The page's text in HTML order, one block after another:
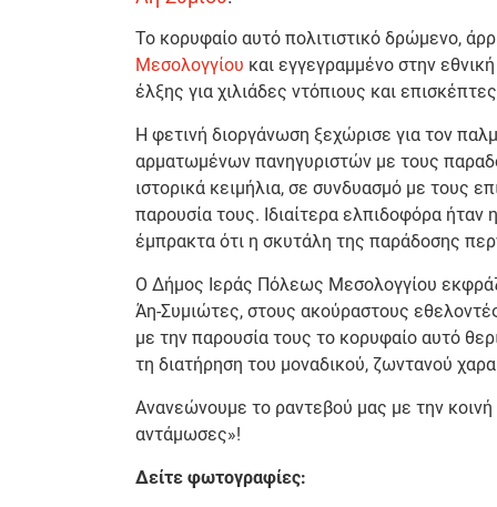
Το κορυφαίο αυτό πολιτιστικό δρώμενο,
Μεσολογγίου και εγγεγραμμένο στην
έλξης για χιλιάδες ντόπιους και
Η φετινή διοργάνωση ξεχώρισε για τον
αρματωμένων πανηγυριστών με τους
ιστορικά κειμήλια, σε συνδυασμό με τους
παρουσία τους. Ιδιαίτερα ελπιδοφόρα ήταν
έμπρακτα ότι η σκυτάλη της παράδοσης
Ο Δήμος Ιεράς Πόλεως Μεσολογγίου
Άη-Συμιώτες, στους ακούραστους
με την παρουσία τους το κορυφαίο αυτό
τη διατήρηση του μοναδικού, ζωντανού
Ανανεώνουμε το ραντεβού μας με την
αντάμωσες»!
Δείτε φωτογραφίες: